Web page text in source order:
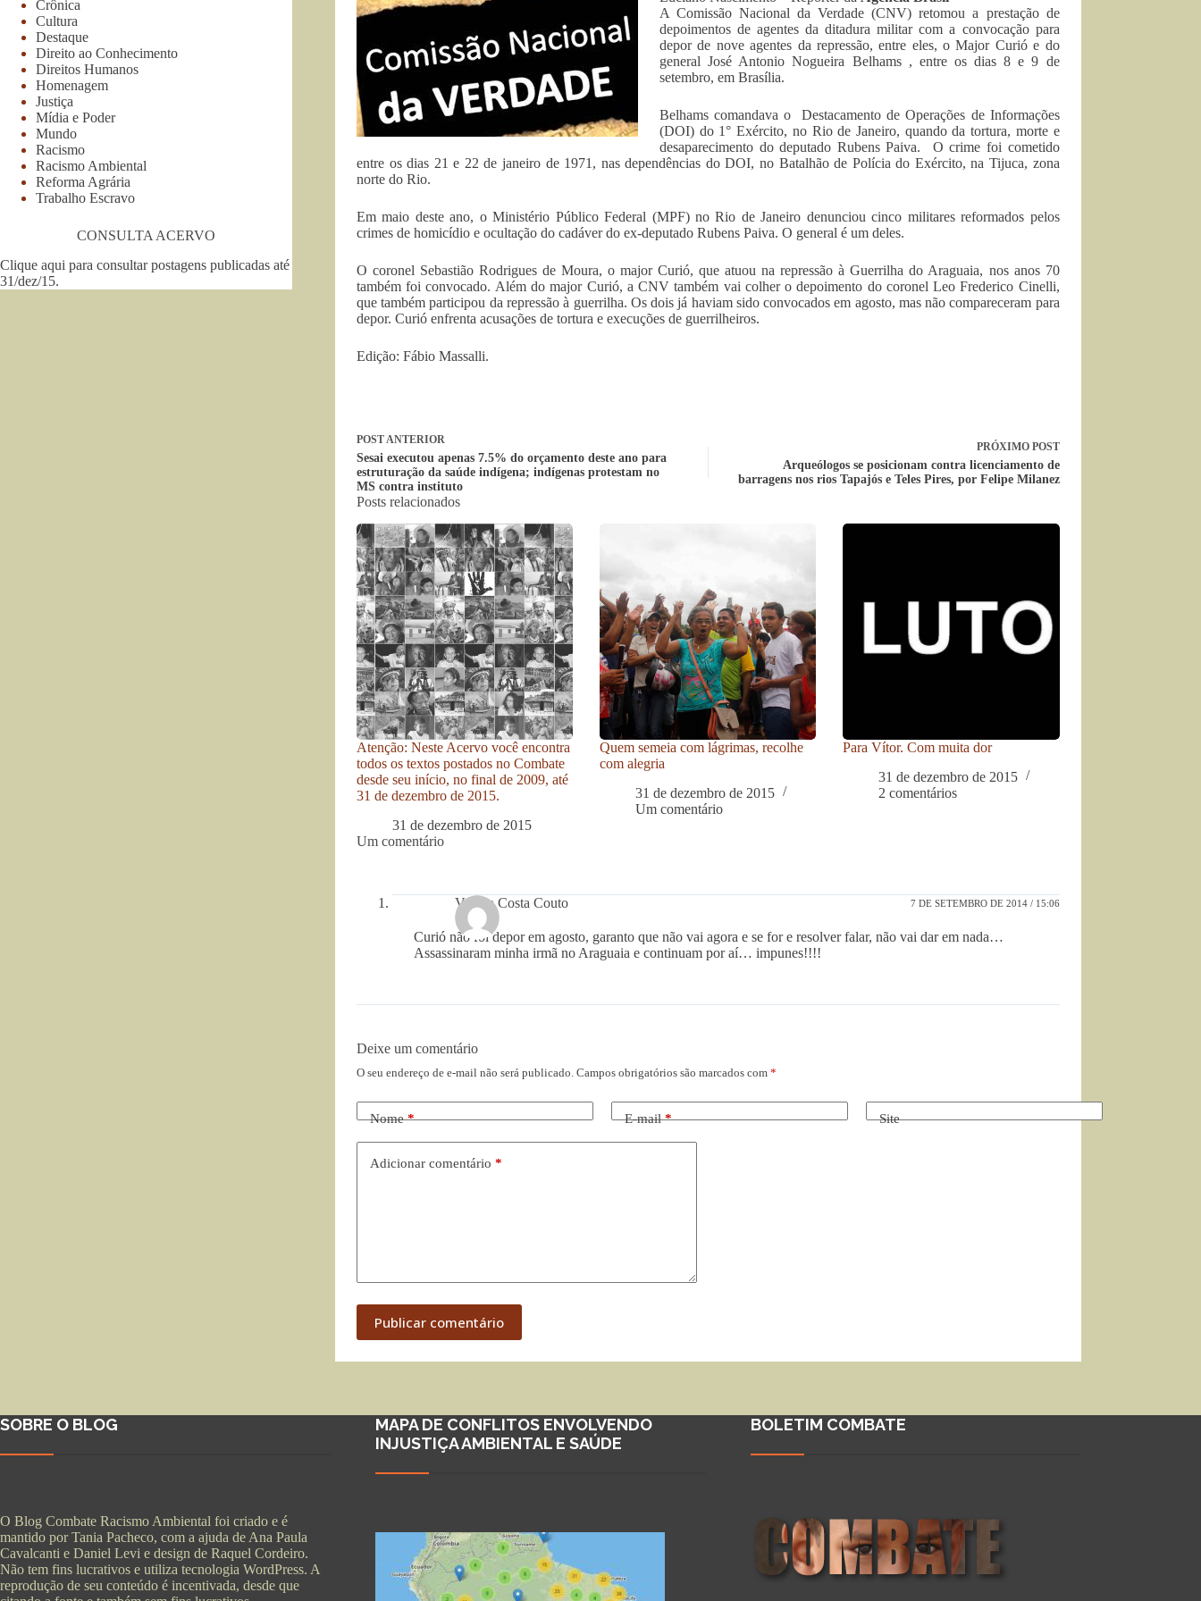
A Comissão Nacional da Verdade (CNV) retomou a prestação de
depoimentos de agentes da ditadura militar com a convocação para
depor de nove agentes da repressão, entre eles, o Major Curió e do
general José Antonio Nogueira Belhams , entre os dias 8 e 9 de
setembro, em Brasília.
Belhams comandava o Destacamento de Operações de Informações
(DOI) do 1° Exército, no Rio de Janeiro, quando da tortura, morte e
desaparecimento do deputado Rubens Paiva. O crime foi cometido
entre os dias 21 e 22 de janeiro de 1971, nas dependências do DOI, no Batalhão de Polícia do Exército, na Tijuca, zona
norte do Rio.
Em maio deste ano, o Ministério Público Federal (MPF) no Rio de Janeiro denunciou cinco militares reformados pelos
crimes de homicídio e ocultação do cadáver do ex-deputado Rubens Paiva. O general é um deles.
O coronel Sebastião Rodrigues de Moura, o major Curió, que atuou na repressão à Guerrilha do Araguaia, nos anos 70
também foi convocado. Além do major Curió, a CNV também vai colher o depoimento do coronel Leo Frederico Cinelli,
que também participou da repressão à guerrilha. Os dois já haviam sido convocados em agosto, mas não compareceram para
depor. Curió enfrenta acusações de tortura e execuções de guerrilheiros.
Edição: Fábio Massalli.
POSTANTERIOR
Sesai executou apenas 7.5% do orçamento deste ano para
estruturação da saúde indígena; indígenas protestam no
MS contra instituto
PRÓXIMO POST
Arqueólogos se posicionam contra licenciamento de
barragens nos rios Tapajós e Teles Pires, por Felipe Milanez
Posts relacionados
Atenção: Neste Acervo você encontra
todos os textos postados no Combate
desde seu início, no final de 2009, até
31 de dezembro de 2015.
31 de dezembro de 2015
Quem semeia com lágrimas, recolhe
com alegria
31 de dezembro de 2015
Um comentário
Para Vítor. Com muita dor
31 de dezembro de 2015
2 comentários
Um comentário
Valéria Costa Couto 7 DE SETEMBRO DE 2014 / 15:06
Curió não foi depor em agosto, garanto que não vai agora e se for e resolver falar, não vai dar em nada…
Assassinaram minha irmã no Araguaia e continuam por aí… impunes!!!!
Deixe um comentário
O seu endereço de e-mail não será publicado. Campos obrigatórios são marcados com *
Nome* E-mail* Site
Adicionar comentário *
Publicar comentário
Crônica
Cultura
Destaque
Direito ao Conhecimento
Direitos Humanos
Homenagem
Justiça
Mídia e Poder
Mundo
Racismo
Racismo Ambiental
Reforma Agrária
Trabalho Escravo
CONSULTA ACERVO
Clique aqui para consultar postagens publicadas até
31/dez/15.
SOBRE O BLOG
O Blog Combate Racismo Ambiental foi criado e é
mantido por Tania Pacheco, com a ajuda de Ana Paula
Cavalcanti e Daniel Levi e design de Raquel Cordeiro.
Não tem fins lucrativos e utiliza tecnologia WordPress. A
reprodução de seu conteúdo é incentivada, desde que
MAPA DE CONFLITOS ENVOLVENDO
INJUSTIÇA AMBIENTAL E SAÚDE
BOLETIM COMBATE